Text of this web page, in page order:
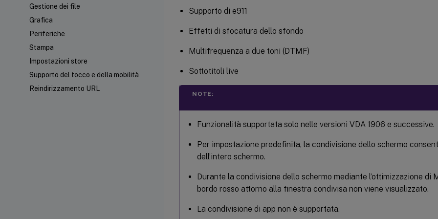
Gestione dei file
Grafica
Periferiche
Stampa
Impostazioni store
Supporto del tocco e della mobilità
Reindirizzamento URL
Supporto di e911
Effetti di sfocatura dello sfondo
Multifrequenza a due toni (DTMF)
Sottotitoli live
NOTE:
Funzionalità supportata solo nelle versioni VDA 1906 e successive.
Per impostazione predefinita, la condivisione dello schermo
dell’intero schermo.
Durante la condivisione dello schermo mediante l’ottimizzazione di
bordo rosso attorno alla finestra condivisa non viene visualizzato.
La condivisione di app non è supportata.